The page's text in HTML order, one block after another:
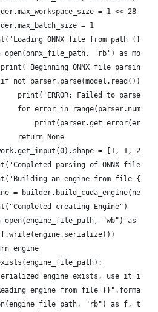
= 1 << 28
= 1
ONNX file from path
open(onnx_file_path, 'rb') as model:
ONNX file parsing')
not parser.parse(model.read()):
print('ERROR: Failed to parse
for error in
return None
= [1, 1, 28,
parsing of ONNX file')
an engine from file {};
=
creating Engine")
open(engine_file_path, "wb") as f:
engine
engine exists, use it
engine from file
"rb") as f,